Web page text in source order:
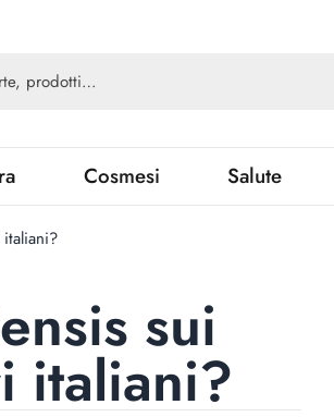
Cosmesi Salute
sui
italiani?